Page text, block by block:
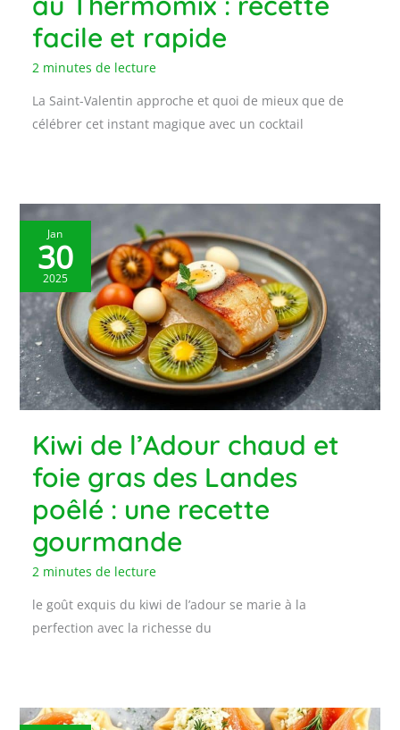
facile et rapide
2 minutes de lecture
La Saint-Valentin approche et quoi de mieux que de
célébrer cet instant magique avec un cocktail
Jan
30
2025
Kiwi de l’Adour chaud et
foie gras des Landes
poêlé : une recette
gourmande
2 minutes de lecture
le goût exquis du kiwi de l’adour se marie à la
perfection avec la richesse du